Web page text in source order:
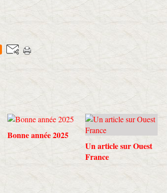
Bonne année 2025
Un article sur Ouest
France